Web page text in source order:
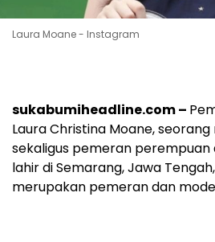
Laura Moane - Instagram
sukabumiheadline.com –
Laura Christina Moane,
sekaligus pemeran perempuan
lahir di Semarang, Jawa
merupakan pemeran dan